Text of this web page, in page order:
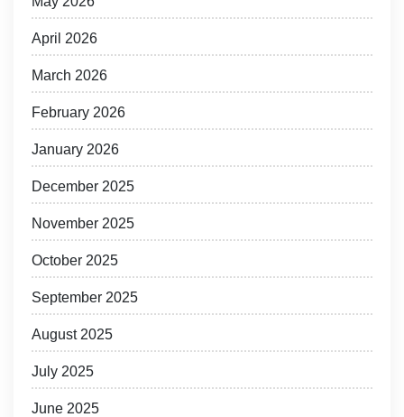
April 2026
March 2026
February 2026
January 2026
December 2025
November 2025
October 2025
September 2025
August 2025
July 2025
June 2025